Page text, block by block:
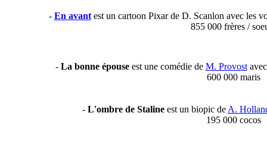
- En avant est un cartoon Pixar de D. Scanlon avec les
855 000 frères /
- La bonne épouse est une comédie de M. Provost
600 000 maris
- L'ombre de Staline est un biopic de A.
195 000 cocos